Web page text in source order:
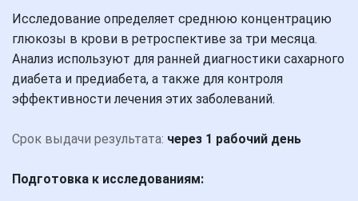
Исследование определяет среднюю концентрацию
глюкозы в крови в ретроспективе за три месяца.
Анализ используют для ранней диагностики сахарного
диабета и предиабета, а также для контроля
эффективности лечения этих заболеваний.
Срок выдачи результата: через 1 рабочий день
Подготовка к исследованиям: